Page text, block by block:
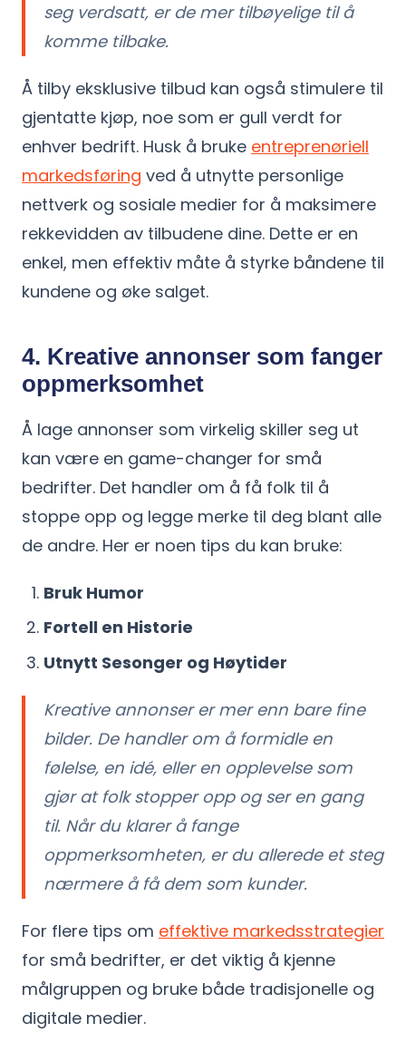
seg verdsatt, er de mer tilbøyelige til å
komme tilbake.
Å tilby eksklusive tilbud kan også stimulere til
gjentatte kjøp, noe som er gull verdt for
enhver bedrift. Husk å bruke entreprenøriell
markedsføring ved å utnytte personlige
nettverk og sosiale medier for å maksimere
rekkevidden av tilbudene dine. Dette er en
enkel, men effektiv måte å styrke båndene til
kundene og øke salget.
4. Kreative annonser som fanger
oppmerksomhet
Å lage annonser som virkelig skiller seg ut
kan være en game-changer for små
bedrifter. Det handler om å få folk til å
stoppe opp og legge merke til deg blant alle
de andre. Her er noen tips du kan bruke:
Bruk Humor
Fortell en Historie
Utnytt Sesonger og Høytider
Kreative annonser er mer enn bare fine
bilder. De handler om å formidle en
følelse, en idé, eller en opplevelse som
gjør at folk stopper opp og ser en gang
til. Når du klarer å fange
oppmerksomheten, er du allerede et steg
nærmere å få dem som kunder.
For flere tips om effektive markedsstrategier
for små bedrifter, er det viktig å kjenne
målgruppen og bruke både tradisjonelle og
digitale medier.